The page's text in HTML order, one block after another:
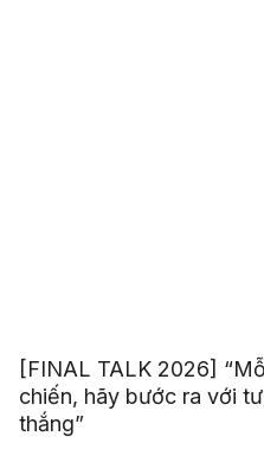
[FINAL TALK 2026]
chiến, hãy bước ra với
thắng”